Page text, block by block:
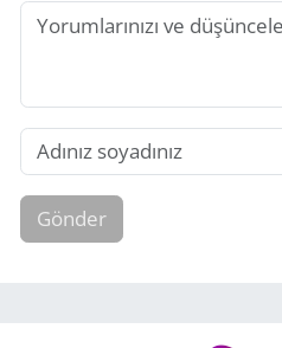
Gönder